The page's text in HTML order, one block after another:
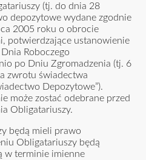
(tj. do dnia 28
depozytowe wydane zgodnie
2005 roku o obrocie
potwierdzające ustanowienie
Roboczego
po Dniu Zgromadzenia (tj. 6
zwrotu świadectwa
Depozytowe”).
może zostać odebrane przed
Obligatariuszy.
będą mieli prawo
Obligatariuszy będą
w terminie imienne